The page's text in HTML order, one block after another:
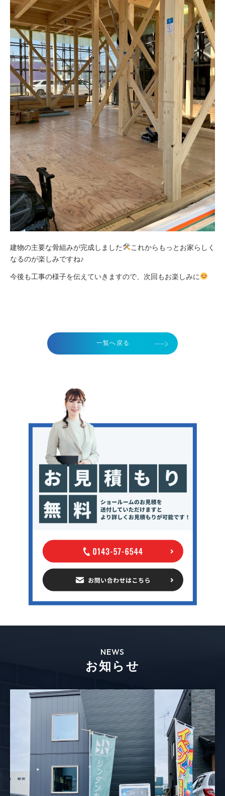
建物の主要な骨組みが完成しました
これからもっとお家らしく
なるのが楽しみですね♪
今後も工事の様子を伝えていきますので、次回もお楽しみに
一覧へ戻る
NEWS
お知らせ